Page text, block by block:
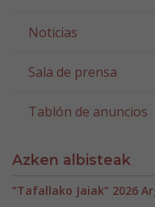
Noticias
Sala de prensa
Tablón de anuncios
Azken albisteak
“Tafallako Jaiak” 2026